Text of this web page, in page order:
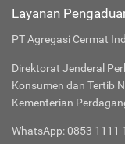
Layanan
PT Agregasi Cermat
Direktorat Jenderal
Konsumen dan Tertib
Kementerian
WhatsApp: 0853 1111